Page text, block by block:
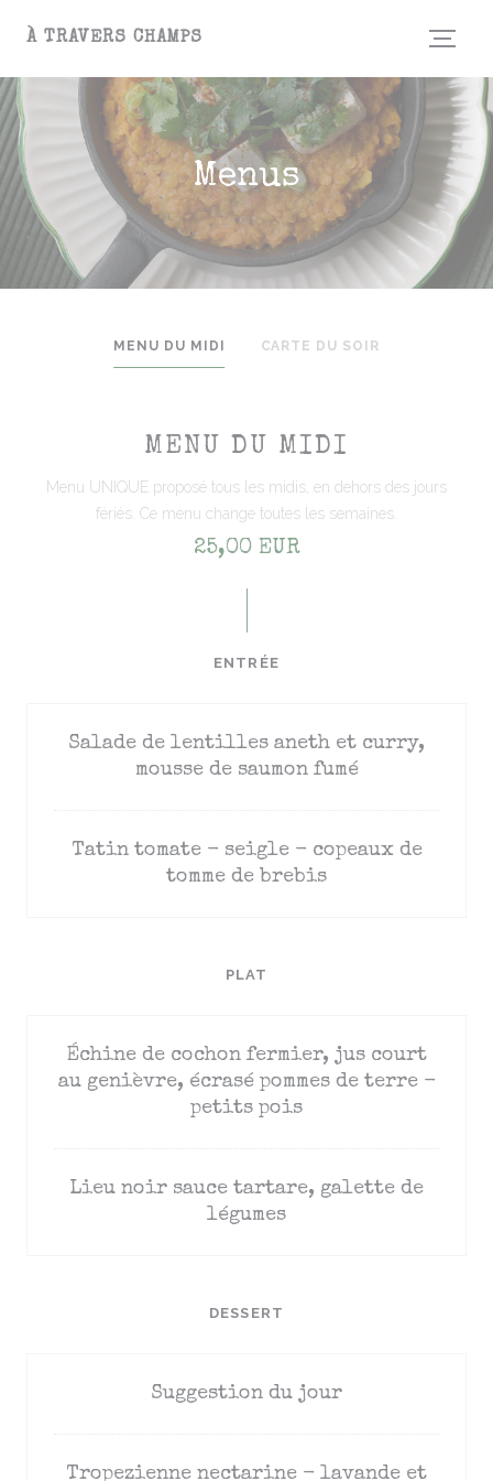
À TRAVERS CHAMPS
Menus
MENU DU MIDI CARTE DU SOIR
MENU DU MIDI
Menu UNIQUE proposé tous les midis, en dehors des jours
fériés. Ce menu change toutes les semaines.
25,00 EUR
ENTRÉE
Salade de lentilles aneth et curry,
mousse de saumon fumé
Tatin tomate - seigle - copeaux de
tomme de brebis
PLAT
Échine de cochon fermier, jus court
au genièvre, écrasé pommes de terre -
petits pois
Lieu noir sauce tartare, galette de
légumes
DESSERT
Suggestion du jour
Tropezienne nectarine - lavande et